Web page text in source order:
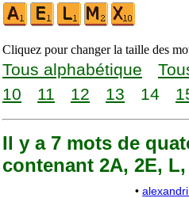
Cliquez pour changer la taille des
Tous alphabétique
10
11 12 13 14
Il y a 7 mots de
contenant 2A, 2E, L,
•